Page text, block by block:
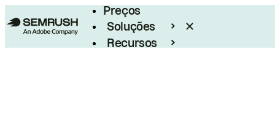
Preços
Soluções
Recursos